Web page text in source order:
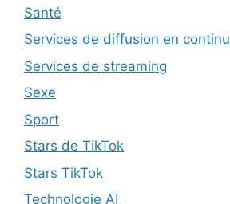
Santé
Services de diffusion en continu
Services de streaming
Sexe
Sport
Stars de TikTok
Stars TikTok
Technologie AI